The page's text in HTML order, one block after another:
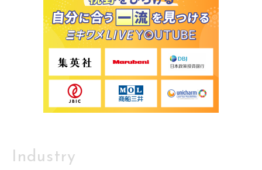
Industry